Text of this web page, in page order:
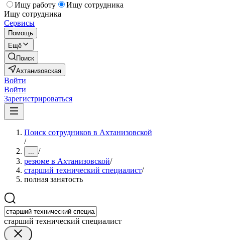
Ищу работу
Ищу сотрудника
Ищу сотрудника
Сервисы
Помощь
Ещё
Поиск
Ахтанизовская
Войти
Войти
Зарегистрироваться
Поиск сотрудников в Ахтанизовской
/
... /
резюме в Ахтанизовской/
старший технический специалист/
полная занятость
старший технический специалист